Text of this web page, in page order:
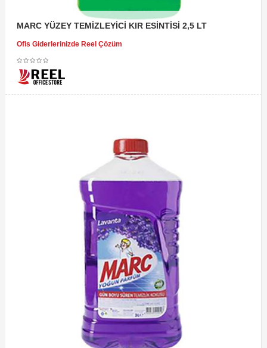
MARC YÜZEY TEMİZLEYİCİ KIR ESİNTİSİ 2,5 LT
Ofis Giderlerinizde Reel Çözüm